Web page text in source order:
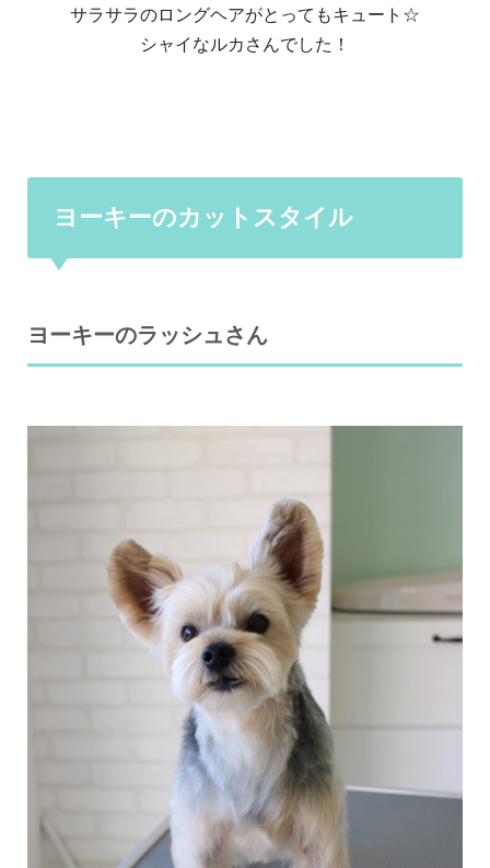
サラサラのロングヘアがとってもキュート☆
シャイなルカさんでした！
ヨーキーのカットスタイル
ヨーキーのラッシュさん